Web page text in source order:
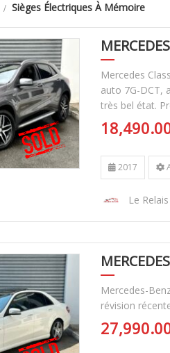
Sièges Électriques À Mémoire
Mercedes
auto 7G-DCT,
très bel état.
2017
Le
Mercedes-
révision